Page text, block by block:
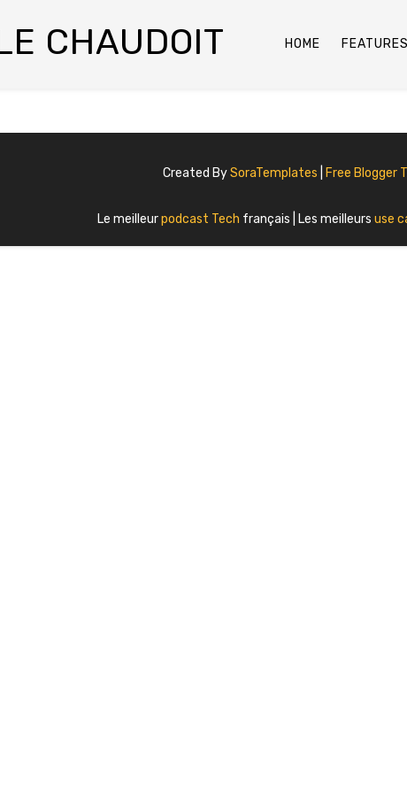
CHAUDOIT HOME FEATURES
Created BySoraTemplates Free Blogger
Le meilleurpodcast Tech français | Les meilleurs use